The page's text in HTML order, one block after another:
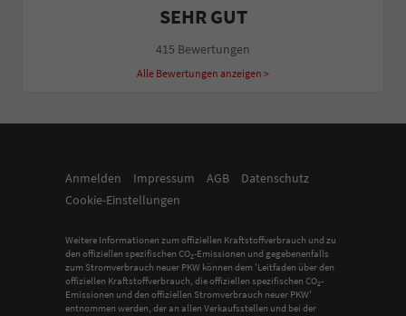
SEHR GUT
415 Bewertungen
Alle Bewertungen anzeigen >
Anmelden Impressum AGB
Datenschutz
Cookie-Einstellungen
Weitere Informationen zum offiziellen Kraftstoffverbrauch und zu
den offiziellen spezifischen CO2-Emissionen und gegebenenfalls
zum Stromverbrauch neuer PKW können dem 'Leitfaden über den
offiziellen Kraftstoffverbrauch, die offiziellen spezifischen CO2-
Emissionen und den offiziellen Stromverbrauch neuer PKW'
entnommen werden, der an allen Verkaufsstellen und bei der